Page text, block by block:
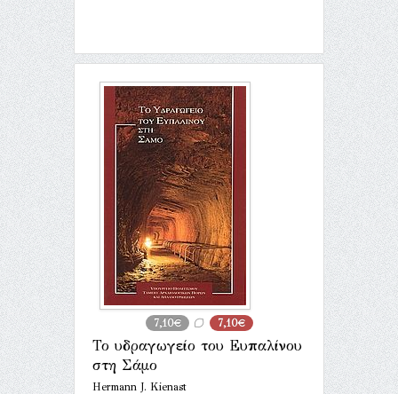
7,10€ 7,10€
Το υδραγωγείο του Ευπαλίνου
στη Σάμο
Hermann J. Kienast